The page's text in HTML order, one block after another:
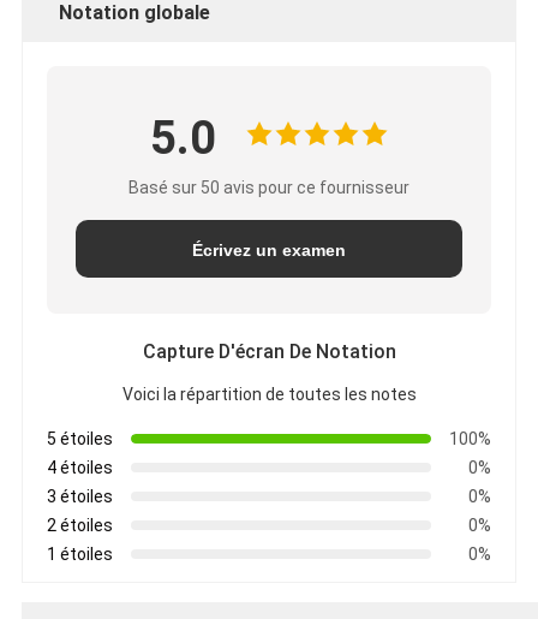
Notation globale
5.0
Basé sur 50 avis pour ce fournisseur
Écrivez un examen
Capture D'écran De Notation
Voici la répartition de toutes les notes
5 étoiles
100%
4 étoiles
0%
3 étoiles
0%
2 étoiles
0%
1 étoiles
0%